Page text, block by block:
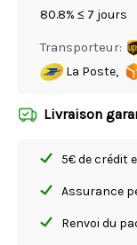
80.8% ≤ 7 jours
Transporteur:
La Poste,
Livraison
5€ de crédit
Assurance
Renvoi du